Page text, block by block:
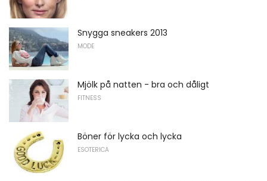
Snygga sneakers 2013
MODE
Mjölk på natten - bra och dåligt
FITNESS
Böner för lycka och lycka
ESOTERICA